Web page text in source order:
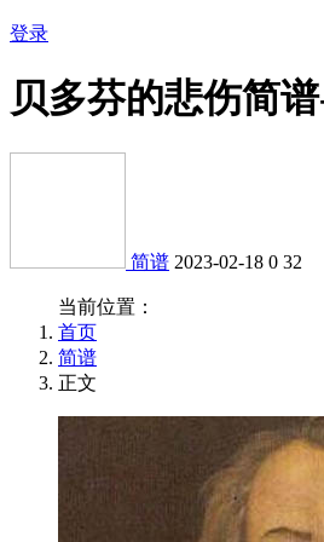
登录
贝多芬的悲伤简
简谱 2023-02-18 0 32
当前位置：
首页
简谱
正文